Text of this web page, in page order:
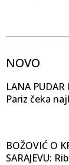
NOVO
LANA
Pariz čeka
BOŽOVIĆ O
SARAJEVU: